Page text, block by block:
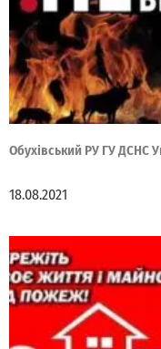
Обухівський РУ ГУ ДСНС
18.08.2021